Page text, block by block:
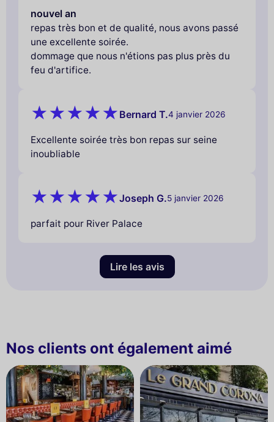
nouvel an
repas très bon et de qualité, nous avons passé
une excellente soirée.
dommage que nous n'étions pas plus près du
feu d'artifice.
Bernard T.4 janvier 2026
Excellente soirée très bon repas sur seine
inoubliable
Joseph G.5 janvier 2026
parfait pour River Palace
Lire les avis
Nos clients ont également aimé